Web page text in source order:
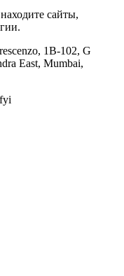
сайты,
1B-102, G
East, Mumbai,